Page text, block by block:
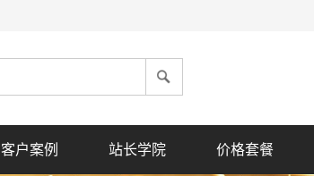
客户案例 站长学院 价格套餐